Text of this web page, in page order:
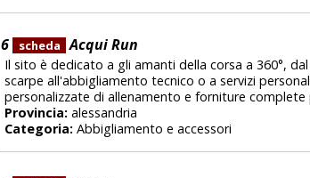
6 scheda Acqui Run
Il sito è dedicato a gli amanti della corsa a 360°,
scarpe all'abbigliamento tecnico o a servizi
personalizzate di allenamento e forniture
Provincia: alessandria
Categoria: Abbigliamento e accessori